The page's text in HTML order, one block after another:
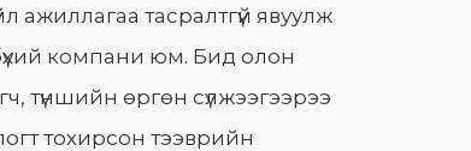
ажиллагаа тасралтгүй явуулж
компани юм. Бид олон
түншийн өргөн сүлжээгээрээ
тохирсон тээврийн